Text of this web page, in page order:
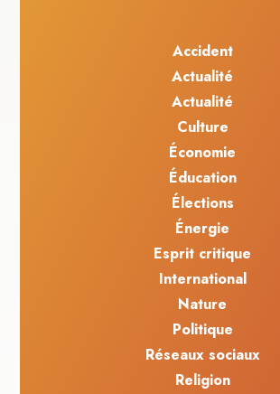
Accident
Actualité
Actualité
Culture
Économie
Éducation
Élections
Énergie
Esprit critique
International
Nature
Politique
Réseaux sociaux
Religion